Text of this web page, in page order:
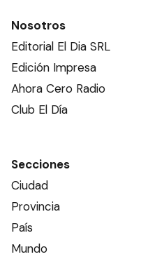
Nosotros
Editorial El Dia SRL
Edición Impresa
Ahora Cero Radio
Club El Día
Secciones
Ciudad
Provincia
País
Mundo